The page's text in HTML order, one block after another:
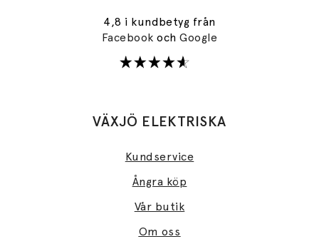
4,8 i kundbetyg från
FacebookochGoogle
VÄXJÖ ELEKTRISKA
Kundservice
Ångra köp
Vår butik
Om oss